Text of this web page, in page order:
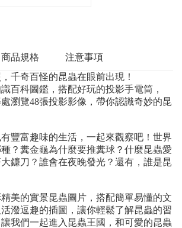
商品規格
注意事項
千奇百怪的昆蟲在眼前出現！
百科圖鑑，搭配好玩的投影手電筒，
瀏覽48張投影影像，帶你認識奇妙的昆
富趣味的生活，一起來觀察吧！世界
種？糞金龜為什麼要推糞球？什麼昆蟲愛
鐮刀？誰會在夜晚發光？還有，誰是昆
的實景昆蟲圖片，搭配簡單易懂的文
潑逗趣的插圖，讓你輕鬆了解昆蟲的習
我們一起進入昆蟲王國，和可愛的昆蟲